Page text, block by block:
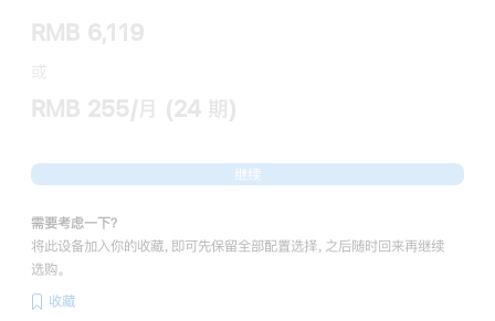
RMB 6,119
或
RMB 255/月 (24 期)
继续
需要考虑一下？
将此设备加入你的收藏，即可先保留全部配置选择，之后随时回来再继续
选购。
收藏